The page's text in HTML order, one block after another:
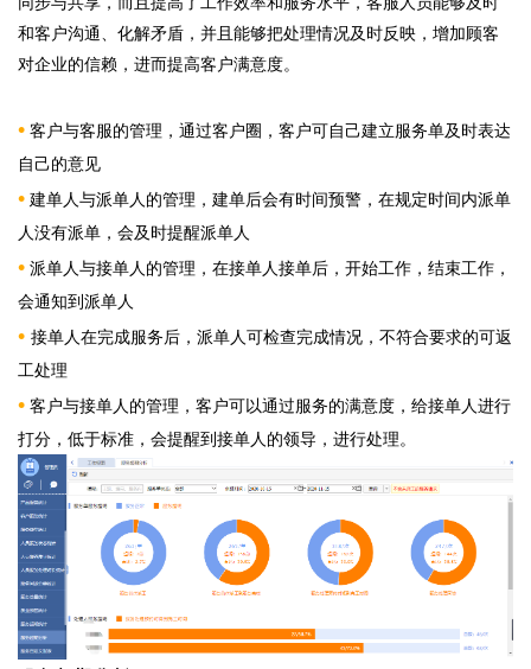
和客户沟通、化解矛盾，并且能够把处理情况及时反映，增加顾客
对企业的信赖，进而提高客户满意度。
• 客户与客服的管理，通过客户圈，客户可自己建立服务单及时表达
自己的意见
• 建单人与派单人的管理，建单后会有时间预警，在规定时间内派单
人没有派单，会及时提醒派单人
• 派单人与接单人的管理，在接单人接单后，开始工作，结束工作，
会通知到派单人
• 接单人在完成服务后，派单人可检查完成情况，不符合要求的可返
工处理
• 客户与接单人的管理，客户可以通过服务的满意度，给接单人进行
打分，低于标准，会提醒到接单人的领导，进行处理。